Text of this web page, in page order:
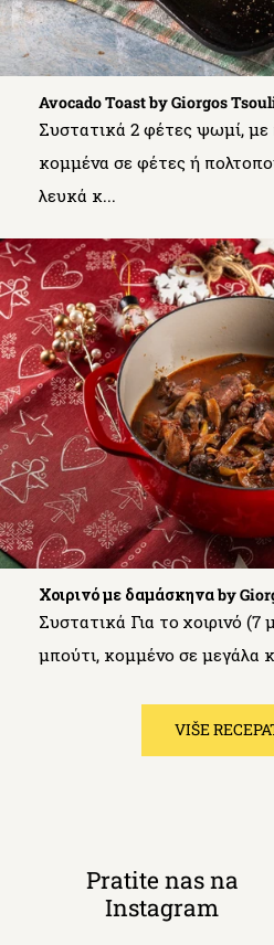
Avocado Toast by Giorgos
Συστατικά 2 φέτες ψωμί, με
κομμένα σε φέτες ή
λευκά κ...
Χοιρινό με δαμάσκηνα by
Συστατικά Για το χοιρινό (7
μπούτι, κομμένο σε μεγάλα
VIŠE
Pratite nas na
Instagram